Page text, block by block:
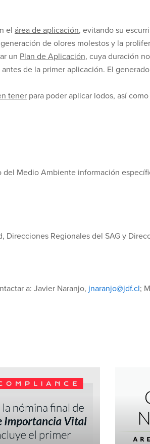
el área de aplicación, evitando su
de olores molestos y la
un Plan de Aplicación, cuya duración
de la primer aplicación. El
tener para poder aplicar lodos, así
Medio Ambiente información
Regionales del SAG y
a: Javier Naranjo, jnaranjo@jdf.cl;